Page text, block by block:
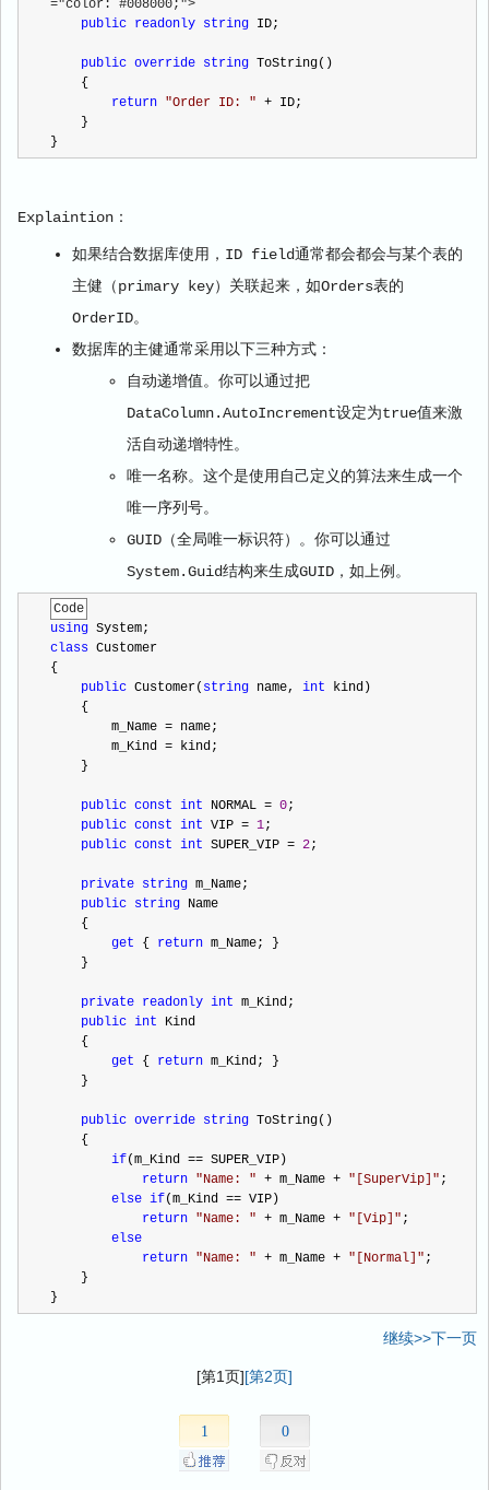
="color: #008000;">
public readonly string ID;
public override string ToString()
    {
return "Order ID: " + ID;
    }
}
Explaintion：
如果结合数据库使用，ID field通常都会都会与某个表的
主健（primary key）关联起来，如Orders表的
OrderID。
数据库的主健通常采用以下三种方式：
自动递增值。你可以通过把
DataColumn.AutoIncrement设定为true值来激
活自动递增特性。
唯一名称。这个是使用自己定义的算法来生成一个
唯一序列号。
GUID（全局唯一标识符）。你可以通过
System.Guid结构来生成GUID，如上例。
Code
using System;
class Customer
{
public Customer( string name, int kind)
    {
        m_Name
= name;
        m_Kind
= kind;
    }
public const int NORMAL = 0;
public const int VIP = 1;
public const int SUPER_VIP = 2;
private string m_Name;
public string Name
    {
get { return m_Name; }
    }
private readonly int m_Kind;
public int Kind
    {
get { return m_Kind; }
    }
public override string ToString()
    {
if(m_Kind == SUPER_VIP)
return "Name: " + m_Name + " [SuperVip] " ;
else if(m_Kind == VIP)
return "Name: " + m_Name + " [Vip] " ;
else
return "Name: " + m_Name + " [Normal] " ;
    }
}
继续>>下一页
[第1页][第2页]
1 0